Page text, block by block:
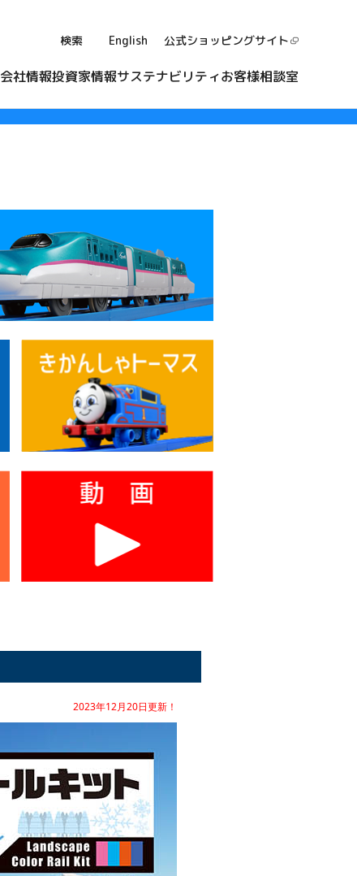
検索 English 公式ショッピングサイト
会社情報投資家情報サステナビリティお客様相談室
2023年12月20日更新！